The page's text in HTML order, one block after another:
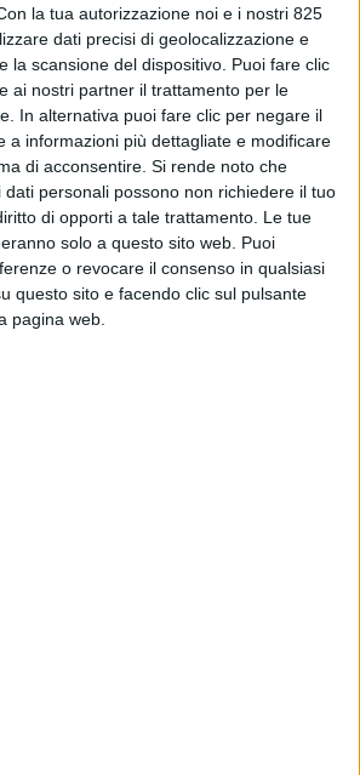
la tua autorizzazione noi e i nostri 825
dati precisi di geolocalizzazione e
la scansione del dispositivo. Puoi fare clic
ai nostri partner il trattamento per le
In alternativa puoi fare clic per negare il
a informazioni più dettagliate e modificare
di acconsentire. Si rende noto che
personali possono non richiedere il tuo
di opporti a tale trattamento. Le tue
solo a questo sito web. Puoi
o revocare il consenso in qualsiasi
questo sito e facendo clic sul pulsante
pagina web.